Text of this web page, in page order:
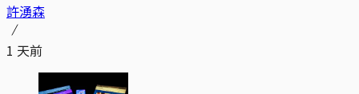
許湧森
1 天前